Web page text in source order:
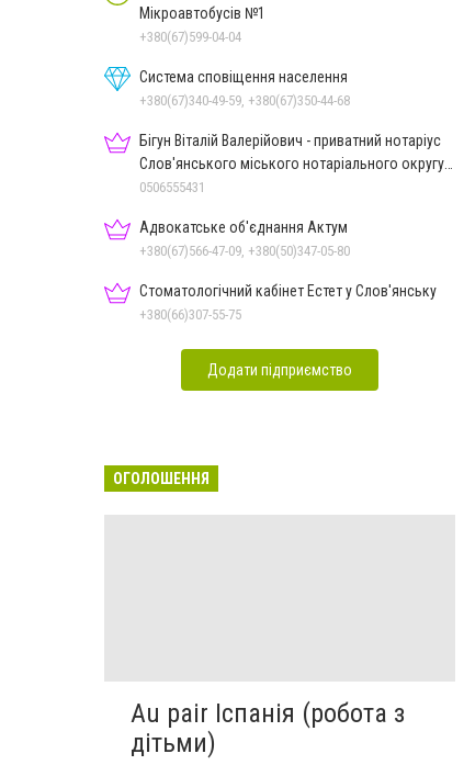
Мікроавтобусів №1
+380(67)599-04-04
Система сповіщення населення
+380(67)340-49-59, +380(67)350-44-68
Бігун Віталій Валерійович - приватний нотаріус
Слов'янського міського нотаріального округу
Дон.обл.
0506555431
Адвокатське об'єднання Актум
+380(67)566-47-09, +380(50)347-05-80
Стоматологічний кабінет Естет у Слов'янську
+380(66)307-55-75
Додати підприємство
ОГОЛОШЕННЯ
Au pair Іспанія (робота з
дітьми)